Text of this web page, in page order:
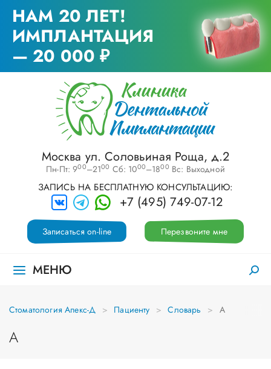
НАМ 20 ЛЕТ!
ИМПЛАНТАЦИЯ
— 20 000 ₽
Москва ул. Соловьиная Роща, д.2
Пн-Пт: 900–2100 Сб: 1000–1800 Вс: Выходной
ЗАПИСЬ НА БЕСПЛАТНУЮ КОНСУЛЬТАЦИЮ:
+7 (495) 749-07-12
Перезвоните мне
Записаться on-line
МЕНЮ
Стоматология Апекс-Д Пациенту Словарь А
А